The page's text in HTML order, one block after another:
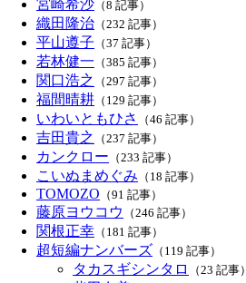
宮崎希沙 （8 記事）
織田隆治 （232 記事）
平山遵子 （37 記事）
若林健一 （385 記事）
関口浩之 （297 記事）
福間晴耕 （129 記事）
いわいともひさ （46 記事）
吉田貴之 （237 記事）
カンクロー （233 記事）
こいぬまめぐみ （18 記事）
TOMOZO （91 記事）
藤原ヨウコウ （246 記事）
関根正幸 （181 記事）
超短編ナンバーズ （119 記事）
タカスギシンタロ （23 記事）